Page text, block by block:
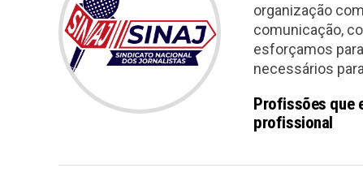
organização
comunicação,
esforçamos
necessários
Profissões que
profissional